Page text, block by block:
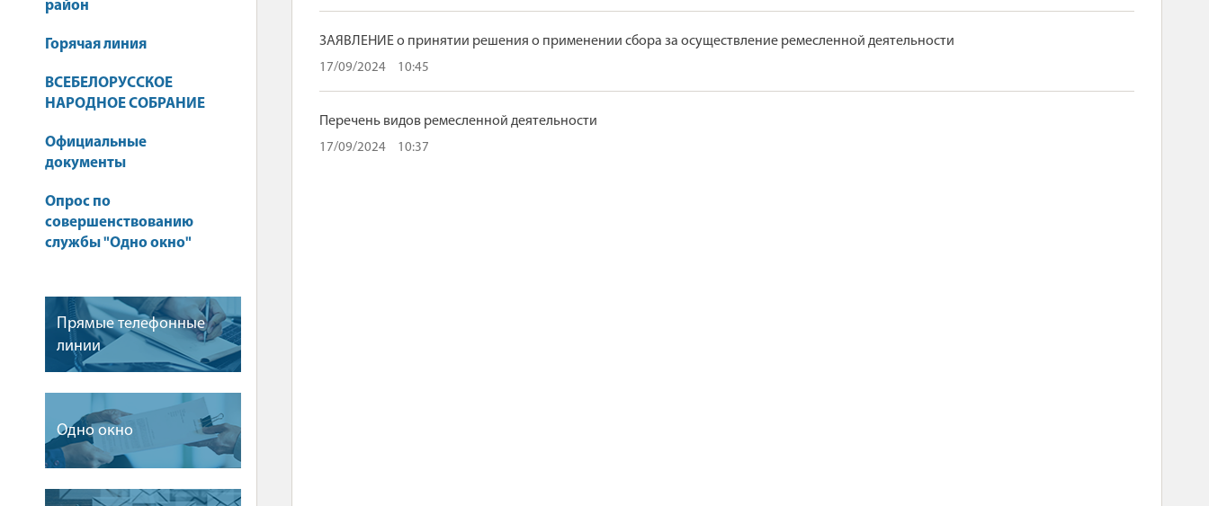
район
Горячая линия
ВСЕБЕЛОРУССКОЕ
НАРОДНОЕ СОБРАНИЕ
Официальные
документы
Опрос по
совершенствованию
службы "Одно окно"
Прямые телефонные
линии
Одно окно
ЗАЯВЛЕНИЕ о принятии решения о применении сбора за осуществление ремесленной деятельности
17/09/2024 10:45
Перечень видов ремесленной деятельности
17/09/2024 10:37